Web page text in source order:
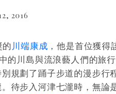
2016
川端康成 ，他是首位獲
的川島與流浪藝人們的旅
規劃了踊子步道的漫步
待步入河津七瀧時，無論